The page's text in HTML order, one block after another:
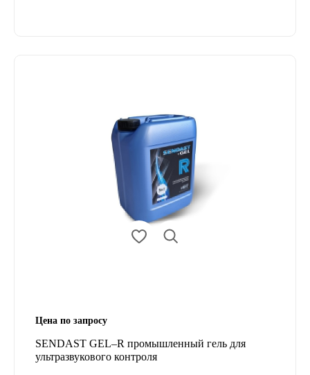
Цена по запросу
SENDAST GEL–R промышленный гель для
ультразвукового контроля